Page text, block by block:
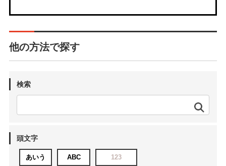
他の方法で探す
検索
頭文字
あいう ABC 123